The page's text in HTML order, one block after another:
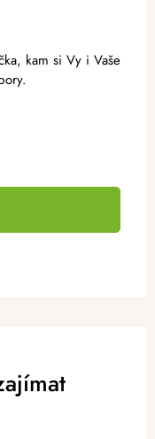
kam si Vy i Vaše